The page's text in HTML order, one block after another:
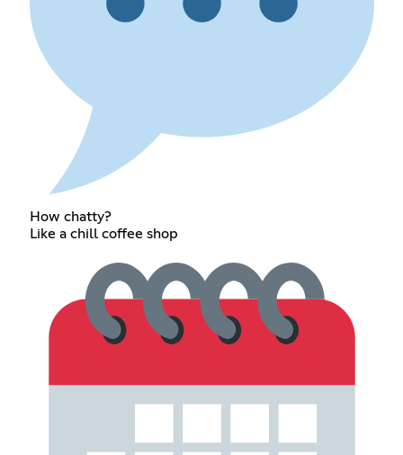
How chatty?
Like a chill coffee shop